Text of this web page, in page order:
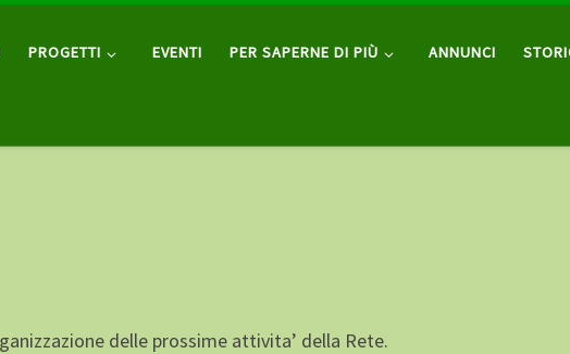
PROGETTI EVENTI PER SAPERNE DI PIÙ ANNUNCI
delle prossime attivita’ della Rete.